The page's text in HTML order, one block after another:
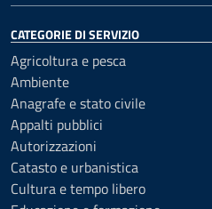
CATEGORIE DI SERVIZIO
Agricoltura e pesca
Ambiente
Anagrafe e stato civile
Appalti pubblici
Autorizzazioni
Catasto e urbanistica
Cultura e tempo libero